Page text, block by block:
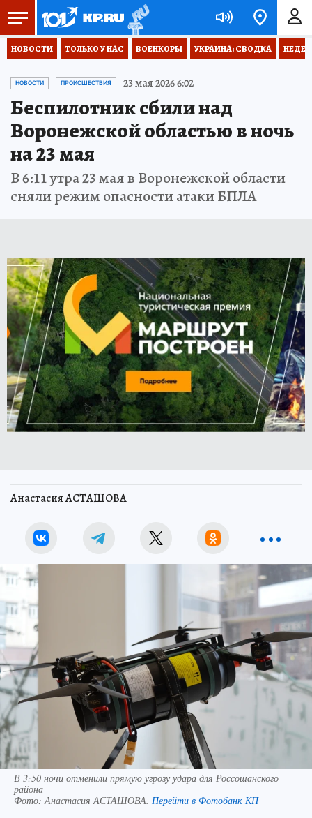
НОВОСТИ ТОЛЬКО У НАС ВОЕНКОРЫ УКРАИНА: СВОДКА
НОВОСТИ ПРОИСШЕСТВИЯ 23 мая 2026 6:02
Беспилотник сбили над
Воронежской областью в ночь
на 23 мая
В 6:11 утра 23 мая в Воронежской области
сняли режим опасности атаки БПЛА
Анастасия АСТАШОВА
В 3:50 ночи отменили прямую угрозу удара для Россошанского
района
Фото:Анастасия АСТАШОВА. Перейти в Фотобанк КП